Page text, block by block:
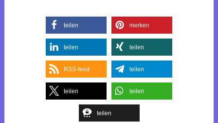
teilen merken
teilen teilen
RSS-feed teilen
teilen teilen
teilen